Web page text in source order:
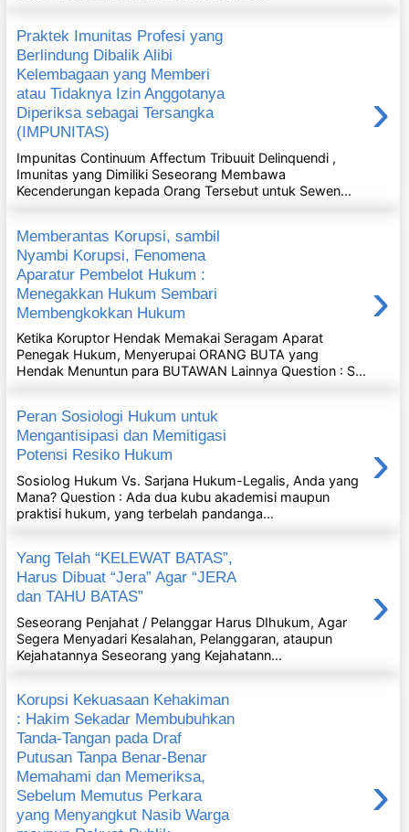
Praktek Imunitas Profesi yang
Berlindung Dibalik Alibi
Kelembagaan yang Memberi
atau Tidaknya Izin Anggotanya
Diperiksa sebagai Tersangka
(IMPUNITAS)
›
Impunitas Continuum Affectum Tribuuit Delinquendi ,
Imunitas yang Dimiliki Seseorang Membawa
Kecenderungan kepada Orang Tersebut untuk Sewen...
Memberantas Korupsi, sambil
Nyambi Korupsi, Fenomena
Aparatur Pembelot Hukum :
Menegakkan Hukum Sembari
Membengkokkan Hukum
›
Ketika Koruptor Hendak Memakai Seragam Aparat
Penegak Hukum, Menyerupai ORANG BUTA yang
Hendak Menuntun para BUTAWAN Lainnya Question : S...
Peran Sosiologi Hukum untuk
Mengantisipasi dan Memitigasi
Potensi Resiko Hukum
›
Sosiolog Hukum Vs. Sarjana Hukum-Legalis, Anda yang
Mana? Question : Ada dua kubu akademisi maupun
praktisi hukum, yang terbelah pandanga...
Yang Telah “KELEWAT BATAS”,
Harus Dibuat “Jera” Agar “JERA
dan TAHU BATAS”
›
Seseorang Penjahat / Pelanggar Harus DIhukum, Agar
Segera Menyadari Kesalahan, Pelanggaran, ataupun
Kejahatannya Seseorang yang Kejahatann...
Korupsi Kekuasaan Kehakiman
: Hakim Sekadar Membubuhkan
Tanda-Tangan pada Draf
Putusan Tanpa Benar-Benar
Memahami dan Memeriksa,
Sebelum Memutus Perkara
yang Menyangkut Nasib Warga
›